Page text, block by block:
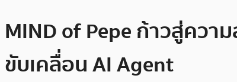
MIND of Pepe ก้าวสู่คว
ขับเคลื่อน AI Agent